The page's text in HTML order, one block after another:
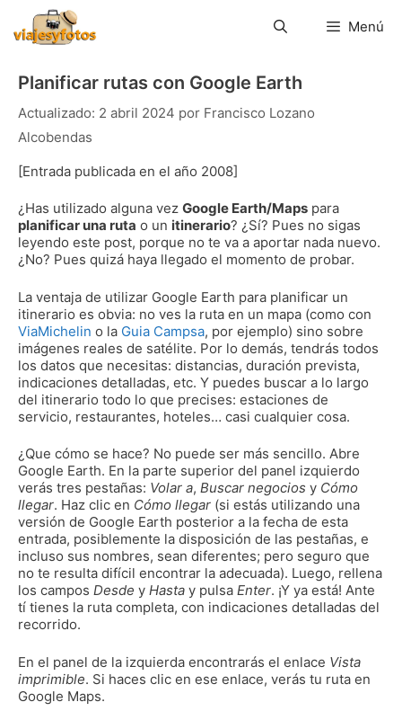
contenido
Menú
Planificar rutas con Google Earth
2 abril 2024 por Francisco Lozano
Alcobendas
[Entrada publicada en el año 2008]
¿Has utilizado alguna vez Google Earth/Maps para
planificar una ruta o un itinerario? ¿Sí? Pues no sigas
leyendo este post, porque no te va a aportar nada nuevo.
¿No? Pues quizá haya llegado el momento de probar.
La ventaja de utilizar Google Earth para planificar un
itinerario es obvia: no ves la ruta en un mapa (como con
ViaMichelin o la Guia Campsa, por ejemplo) sino sobre
imágenes reales de satélite. Por lo demás, tendrás todos
los datos que necesitas: distancias, duración prevista,
indicaciones detalladas, etc. Y puedes buscar a lo largo
del itinerario todo lo que precises: estaciones de
servicio, restaurantes, hoteles… casi cualquier cosa.
¿Que cómo se hace? No puede ser más sencillo. Abre
Google Earth. En la parte superior del panel izquierdo
verás tres pestañas: Volar a, Buscar negocios y Cómo
llegar. Haz clic en Cómo llegar (si estás utilizando una
versión de Google Earth posterior a la fecha de esta
entrada, posiblemente la disposición de las pestañas, e
incluso sus nombres, sean diferentes; pero seguro que
no te resulta difícil encontrar la adecuada). Luego, rellena
los campos Desde y Hasta y pulsa Enter. ¡Y ya está! Ante
tí tienes la ruta completa, con indicaciones detalladas del
recorrido.
En el panel de la izquierda encontrarás el enlace Vista
imprimible. Si haces clic en ese enlace, verás tu ruta en
Google Maps.